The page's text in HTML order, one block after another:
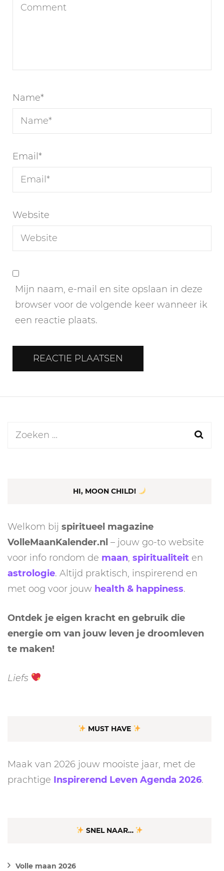
Name*
Email*
Website
Mijn naam, e-mail en site opslaan in deze
browser voor de volgende keer wanneer ik
een reactie plaats.
Zoeken
HI, MOON CHILD!
Welkom bij spiritueel magazine
VolleMaanKalender.nl – jouw go-to website
voor info rondom de maan, spiritualiteit en
astrologie. Altijd praktisch, inspirerend en
met oog voor jouw health & happiness.
Ontdek je eigen kracht en gebruik die
energie om van jouw leven je droomleven
te maken!
Liefs
MUST HAVE
Maak van 2026 jouw mooiste jaar, met de
prachtige Inspirerend Leven Agenda 2026.
SNEL NAAR…
Volle maan 2026